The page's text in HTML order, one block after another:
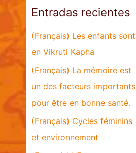
c
a
r
p
o
r
Entradas recientes
(Français) Les enfants sont
en Vikruti Kapha
(Français) La mémoire est
un des facteurs importants
pour être en bonne santé.
(Français) Cycles féminins
et environnement